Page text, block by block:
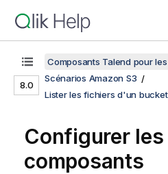
8.0
Composants Talend pour
Scénarios Amazon S3
Lister les fichiers d'un
Configurer les
composants